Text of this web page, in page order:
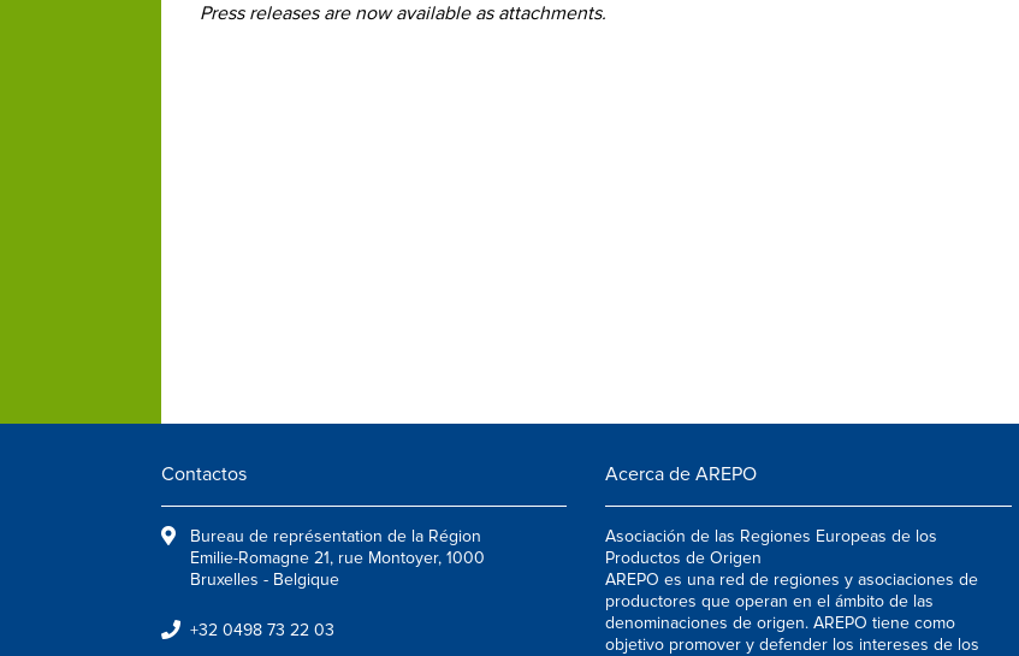
Press releases are now available as attachments.
Contactos
Bureau de représentation de la Région
Emilie-Romagne 21, rue Montoyer, 1000
Bruxelles - Belgique
+32 0498 73 22 03
Acerca de AREPO
Asociación de las Regiones Europeas de los
Productos de Origen
AREPO es una red de regiones y asociaciones de
productores que operan en el ámbito de las
denominaciones de origen. AREPO tiene como
objetivo promover y defender los intereses de los